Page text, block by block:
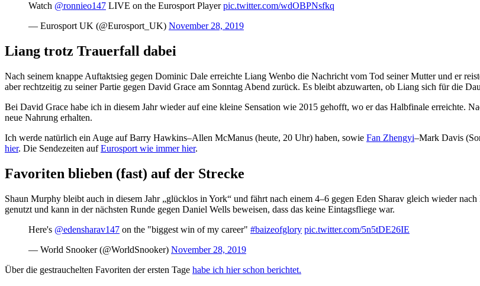
Watch @ronnieo147 LIVE on the Eurosport Playerpic.twitter.com/wdOBPNsfkq
— Eurosport UK (@Eurosport_UK) November 28, 2019
Liang trotz Trauerfall dabei
Nach seinem knappe Auftaktsieg gegen Dominic Dale erreichte Liang Wenbo die Nachricht vom Tod seiner Mutter und er
aber rechtzeitig zu seiner Partie gegen David Grace am Sonntag Abend zurück. Es bleibt abzuwarten, ob Liang sich für die
Bei David Grace habe ich in diesem Jahr wieder auf eine kleine Sensation wie 2015 gehofft, wo er das Halbfinale erreichte.
neue Nahrung erhalten.
Ich werde natürlich ein Auge auf Barry Hawkins–Allen McManus (heute, 20 Uhr) haben, sowie Fan Zhengyi–Mark Davis
hier. Die Sendezeiten aufEurosport wie immer hier.
Favoriten blieben (fast) auf der Strecke
Shaun Murphy bleibt auch in diesem Jahr „glücklos in York“ und fährt nach einem 4–6 gegen Eden Sharav gleich wieder
genutzt und kann in der nächsten Runde gegen Daniel Wells beweisen, dass das keine Eintagsfliege war.
Here's @edensharav147 on the "biggest win of my career" #baizeofglory pic.twitter.com/5n5tDE26IE
— World Snooker (@WorldSnooker) November 28, 2019
Über die gestrauchelten Favoriten der ersten Tage habe ich hier schon berichtet.